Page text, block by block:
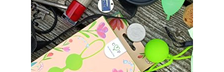
Schoonmaken
Voordeelpakketten
Proefpakketten